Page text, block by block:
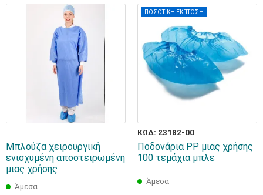
Μπλούζα χειρουργική
ενισχυμένη αποστειρωμένη
μιας χρήσης
Άμεσα
ΠΟΣΟΤΙΚΗ ΕΚΠΤΩΣΗ
ΚΩΔ: 23182-00
Ποδονάρια PP μιας χρήσης
100 τεμάχια μπλε
Άμεσα